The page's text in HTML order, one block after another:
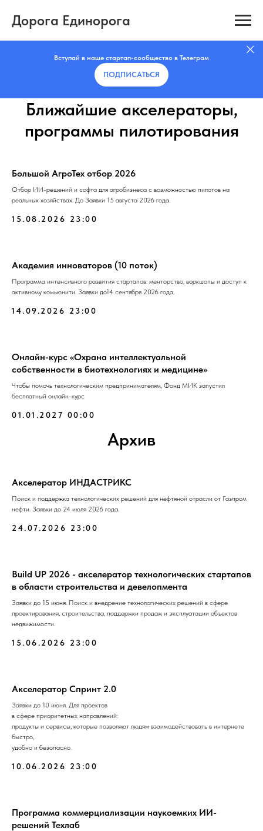
Дорога Единорога
Вступай в наше стартап-сообщество в Телеграм
ПОДПИСАТЬCЯ
Ближайшие акселераторы,
программы пилотирования
Большой АгроТех отбор 2026
Отбор ИИ-решений и софта для агробизнеса с возможностью пилотов на
реальных хозяйствах. До Заявки 15 августа 2026 года.
15.08.2026 23:00
Академия инноваторов (10 поток)
Программа интенсивного развития стартапов: менторство, воркшопы и доступ к
активному комьюнити. Заявки до14 сентября 2026 года.
14.09.2026 23:00
Онлайн-курс «Охрана интеллектуальной
собственности в биотехнологиях и медицине»
Чтобы помочь технологическим предпринимателям, Фонд МИК запустил
бесплатный онлайн-курс
01.01.2027 00:00
Архив
Акселератор ИНДАСТРИКС
Поиск и поддержка технологических решений для нефтяной отрасли от Газпром
нефти. Заявки до 24 июля 2026 года.
24.07.2026 23:00
Build UP 2026 - акселератор технологических стартапов
в области строительства и девелопмента
Заявки до 15 июня. Поиск и внедрение технологических решений в сфере
проектирования, строительства, поддержки продаж и эксплуатации объектов
недвижимости.
15.06.2026 23:00
Акселератор Спринт 2.0
Заявки до 10 июня. Для проектов
в сфере приоритетных направлений:
продукты и сервисы, которые позволяют людям взаимодействовать в интернете
быстро,
удобно и безопасно.
10.06.2026 23:00
Программа коммерциализации наукоемких ИИ-
решений Техлаб